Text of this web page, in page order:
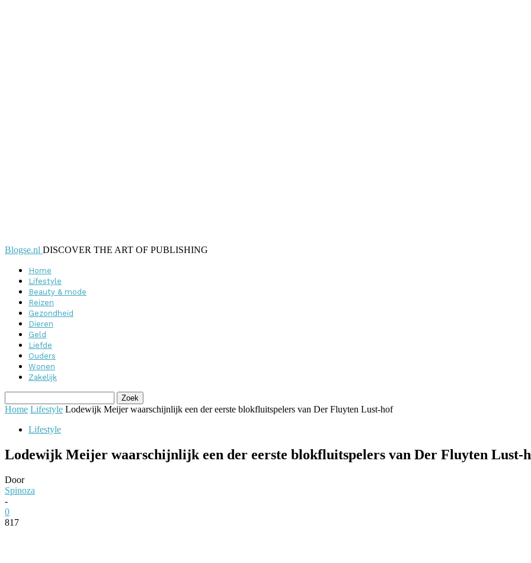
Blogse.nl DISCOVER THE ART OF PUBLISHING
Home
Lifestyle
Beauty & mode
Reizen
Gezondheid
Dieren
Geld
Liefde
Ouders
Wonen
Zakelijk
Home Lifestyle Lodewijk Meijer waarschijnlijk een der eerste blokfluitspelers van Der Fluyten Lust-hof
Lifestyle
Lodewijk Meijer waarschijnlijk een der eerste blokfluitspelers van Der Fluyten Lust-
Door
Spinoza
-
0
817